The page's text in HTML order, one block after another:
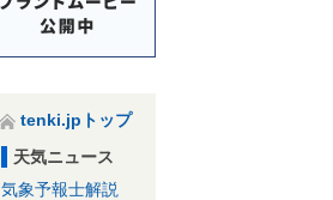
tenki.jpトップ
天気ニュース
気象予報士解説